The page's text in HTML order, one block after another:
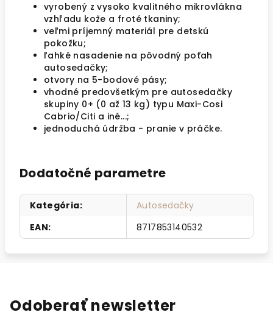
vyrobený z vysoko kvalitného mikrovlákna
vzhľadu kože a froté tkaniny;
veľmi príjemný materiál pre detskú
pokožku;
ľahké nasadenie na pôvodný poťah
autosedačky;
otvory na 5-bodové pásy;
vhodné predovšetkým pre autosedačky
skupiny 0+ (0 až 13 kg) typu Maxi-Cosi
Cabrio/Citi a iné...;
jednoduchá údržba - pranie v práčke.
Dodatočné parametre
Kategória:
Autosedačky
EAN: 8717853140532
Odoberať newsletter